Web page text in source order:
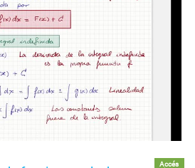
Accés